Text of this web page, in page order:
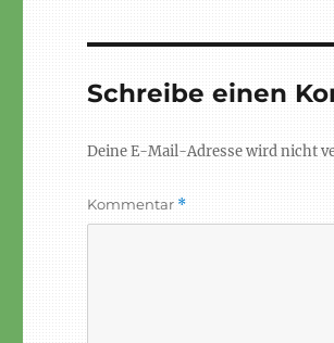
Schreibe einen
Deine E-Mail-Adresse wird nicht
Kommentar *